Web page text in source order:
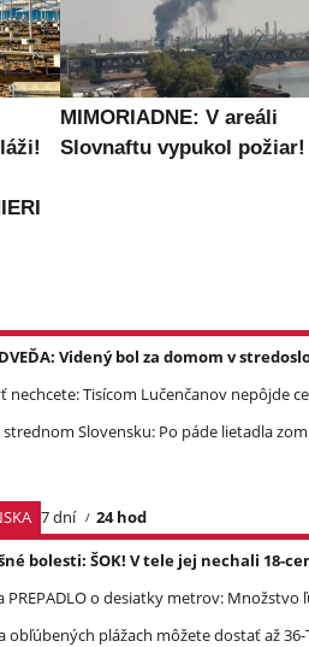
MIMORIADNE: V areáli
Slovnaftu vypukol požiar!
Videný bol za domom v
nechcete: Tisícom Lučenčanov nepôjde
Slovensku: Po páde lietadla
7 dní
24 hod
bolesti: ŠOK! V tele jej nechali 18-
o desiatky metrov: Množstvo
obľúbených plážach môžete dostať až